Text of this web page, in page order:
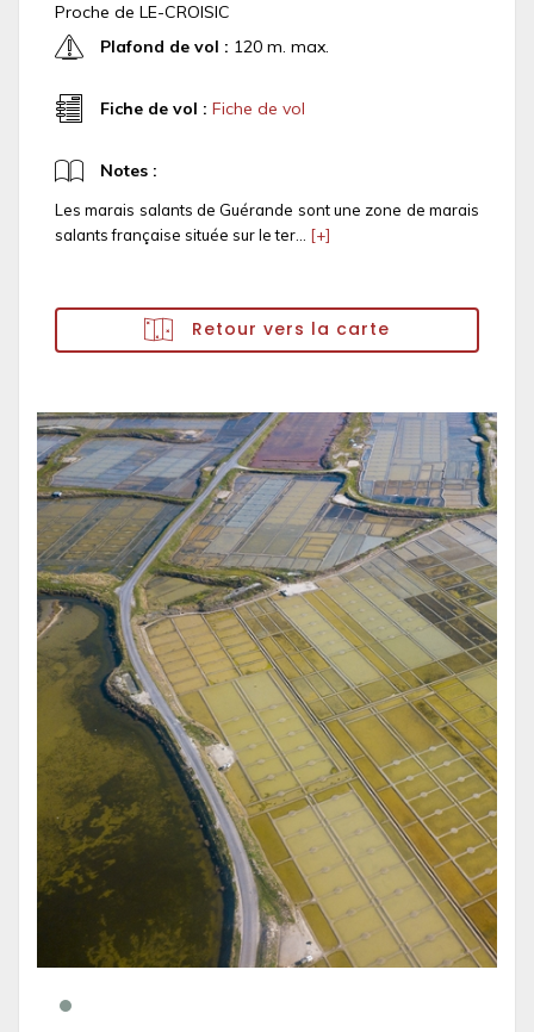
Proche de LE-CROISIC
Plafond de vol : 120 m. max.
Fiche de vol : Fiche de vol
Notes :
Les marais salants de Guérande sont une zone de marais
salants française située sur le ter... [+]
Retour vers la carte